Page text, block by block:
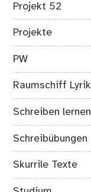
Projekt 52
Projekte
PW
Raumschiff Lyrik
Schreiben lernen
Schreibübungen
Skurrile Texte